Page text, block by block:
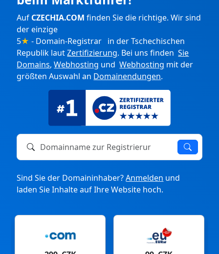
Auf CZECHIA.COM finden Sie die richtige. Wir sind
der einzige
5★ - Domain-Registrar in der Tschechischen
Republik lautZertifizierung. Bei uns findenSie
Domains,Webhosting undWebhosting mit der
größten Auswahl an Domainendungen.
Domainname zur Registrierung oder zum Transfer
Sind Sie der Domaininhaber?Anmelden und
laden Sie Inhalte auf Ihre Website hoch.